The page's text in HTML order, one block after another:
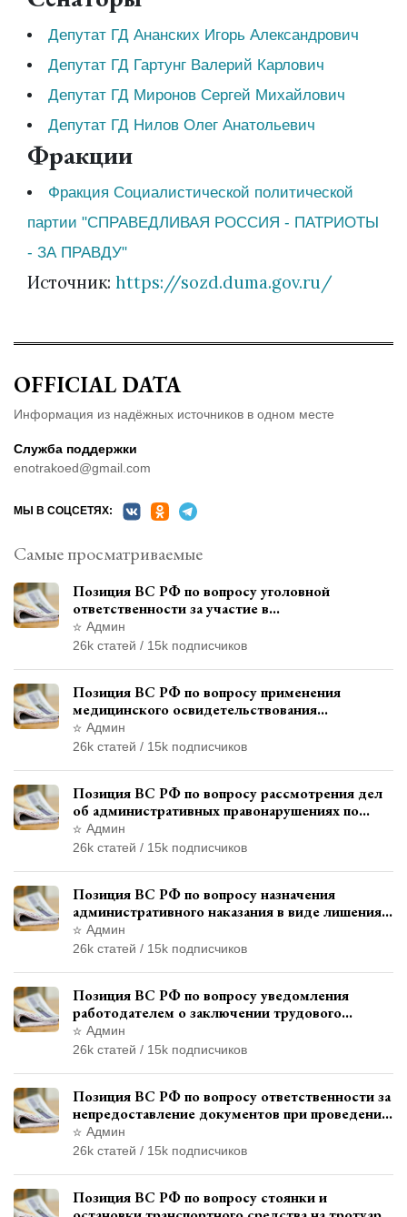
Депутат ГД Ананских Игорь Александрович
Депутат ГД Гартунг Валерий Карлович
Депутат ГД Миронов Сергей Михайлович
Депутат ГД Нилов Олег Анатольевич
Фракции
Фракция Социалистической политической
партии "СПРАВЕДЛИВАЯ РОССИЯ - ПАТРИОТЫ
- ЗА ПРАВДУ"
Источник: https://sozd.duma.gov.ru/
OFFICIAL DATA
Информация из надёжных источников в одном месте
Служба поддержки
enotrakoed@gmail.com
МЫ В СОЦСЕТЯХ:
Самые просматриваемые
Позиция ВС РФ по вопросу уголовной
ответственности за участие в
террористической организации до
официального признания
Админ
26k статей / 15k подписчиков
Позиция ВС РФ по вопросу применения
медицинского освидетельствования
военнослужащих при увольнении с военной
службы
Админ
26k статей / 15k подписчиков
Позиция ВС РФ по вопросу рассмотрения дел
об административных правонарушениях по
месту жительства и сроков давности
привлечения к ответственности
Админ
26k статей / 15k подписчиков
Позиция ВС РФ по вопросу назначения
административного наказания в виде лишения
права управления транспортными средствами
Админ
26k статей / 15k подписчиков
Позиция ВС РФ по вопросу уведомления
работодателем о заключении трудового
договора с бывшим государственным
служащим
Админ
26k статей / 15k подписчиков
Позиция ВС РФ по вопросу ответственности за
непредоставление документов при проведении
контроля и надзора
Админ
26k статей / 15k подписчиков
Позиция ВС РФ по вопросу стоянки и